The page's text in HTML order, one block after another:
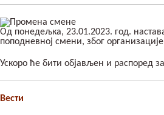
Од понедељка, 23.01.2023. год.
поподневној смени, због
Ускоро ће бити објављен и распоред
Вести